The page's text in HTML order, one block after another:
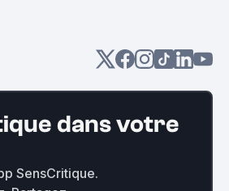
dans votre
SensCritique.